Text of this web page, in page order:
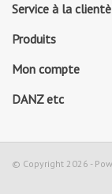
Service à la
Produits
Mon compte
DANZ etc
© Copyright 2026 -